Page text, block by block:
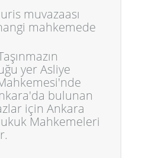
muvazaası
mahkemede
yer Asliye
bulunan
için Ankara
Mahkemeleri